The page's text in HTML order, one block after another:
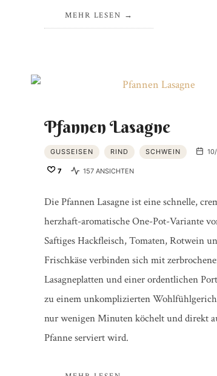
MEHR LESEN
Pfannen Lasagne
GUSSEISEN RIND SCHWEIN
7 157 ANSICHTEN
Die Pfannen Lasagne ist eine schnelle,
herzhaft-aromatische One-Pot-Variante
Saftiges Hackfleisch, Tomaten, Rotwein
Frischkäse verbinden sich mit
Lasagneplatten und einer ordentlichen
zu einem unkomplizierten
nur wenigen Minuten köchelt und direkt
Pfanne serviert wird.